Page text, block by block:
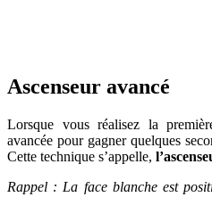
Ascenseur avancé
Lorsque vous réalisez la
avancée pour gagner quelques
Cette technique s’appelle,
Rappel : La face blanche est